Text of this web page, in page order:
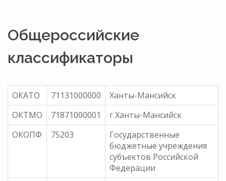
Общероссийские
классификаторы
ОКАТО 71131000000
Ханты-Мансийск
ОКТМО
71871000001
г Ханты-Мансийск
ОКОПФ
75203
Государственные
бюджетные учреждения
субъектов Российской
Федерации